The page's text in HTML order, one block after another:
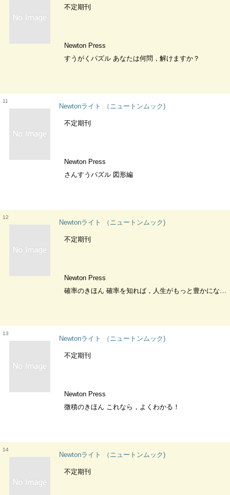
不定期刊
Newton Press
すうがくパズル あなたは何問，解けますか？
11
Newtonライト （ニュートンムック)
不定期刊
Newton Press
さんすうパズル 図形編
12
Newtonライト （ニュートンムック)
不定期刊
Newton Press
確率のきほん 確率を知れば，人生がもっと豊かになる！
13
Newtonライト （ニュートンムック)
不定期刊
Newton Press
微積のきほん これなら，よくわかる！
14
Newtonライト （ニュートンムック)
不定期刊